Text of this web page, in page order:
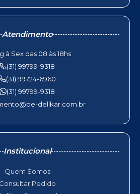
Atendimento
à Sex das 08 às 18hs
(31) 99799-9318
(31) 99724-6960
(31) 99799-9318
delikar.com.br
Institucional
Quem Somos
Consultar Pedido